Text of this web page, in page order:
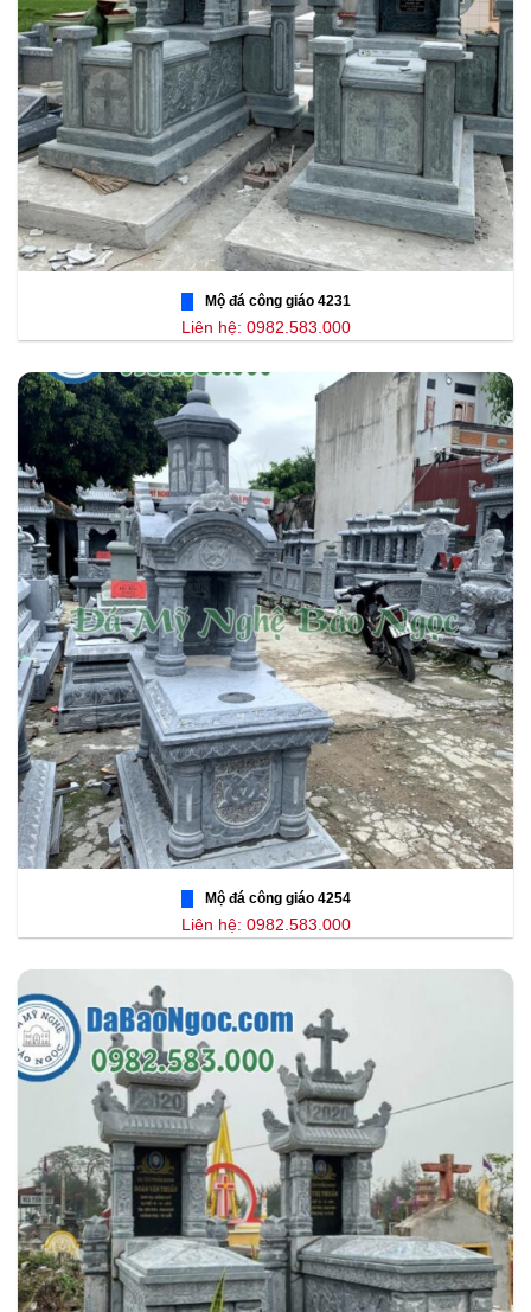
Mộ đá công giáo 4231
Liên hệ: 0982.583.000
Mộ đá công giáo 4254
Liên hệ: 0982.583.000